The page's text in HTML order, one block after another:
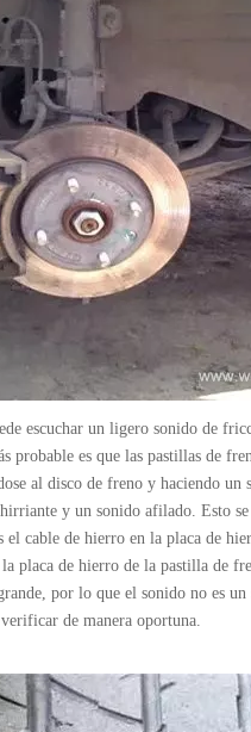
escuchar un ligero sonido de
probable es que las pastillas de
al disco de freno y haciendo
y un sonido afilado. Esto
cable de hierro en la placa de
la placa de hierro de la pastilla de
por lo que el sonido no es
de manera oportuna.